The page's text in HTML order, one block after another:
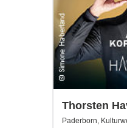
Thorsten
Kopfsache?
Paderborn,